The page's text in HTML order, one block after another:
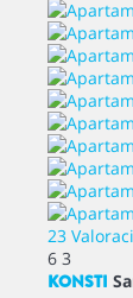
23
6 3
KONSTI